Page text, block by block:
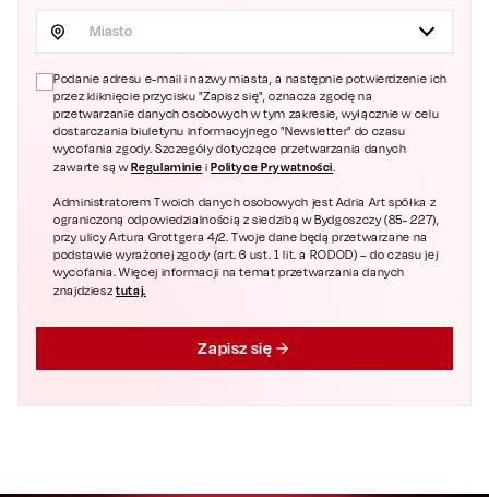
Miasto
Podanie adresu e-mail i nazwy miasta, a następnie potwierdzenie ich
przez kliknięcie przycisku "Zapisz się", oznacza zgodę na
przetwarzanie danych osobowych w tym zakresie, wyłącznie w celu
dostarczania biuletynu informacyjnego "Newsletter" do czasu
wycofania zgody. Szczegóły dotyczące przetwarzania danych
zawarte są wRegulaminie iPolityce Prywatności.
Administratorem Twoich danych osobowych jest Adria Art spółka z
ograniczoną odpowiedzialnością z siedzibą w Bydgoszczy (85- 227),
przy ulicy Artura Grottgera 4/2. Twoje dane będą przetwarzane na
podstawie wyrażonej zgody (art. 6 ust. 1 lit. a RODOD) – do czasu jej
wycofania. Więcej informacji na temat przetwarzania danych
znajdziesztutaj.
Zapisz się